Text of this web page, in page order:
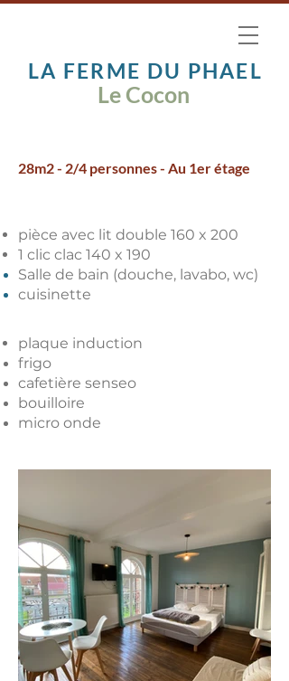
LA FERME DU PHAEL
Le Cocon
28m2 - 2/4 personnes - Au 1er étage
pièce avec lit double 160 x 200
1 clic clac 140 x 190
Salle de bain (douche, lavabo, wc)
cuisinette
plaque induction
frigo
cafetière senseo
bouilloire
micro onde